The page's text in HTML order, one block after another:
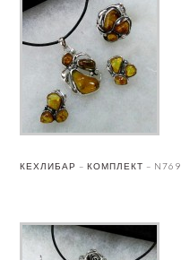
КЕХЛИБАР – КОМПЛЕКТ – N769